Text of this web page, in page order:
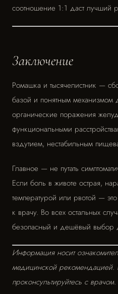
соотношение 1:1 даст лучший
Заключение
Ромашка и тысячелистник —
базой и понятным механизмом
органические поражения
функциональными
вздутием, нестабильным
Главное — не путать
Если боль в животе острая,
температурой или рвотой —
к врачу. Во всех остальных
безопасный и дешёвый выбор
Информация носит
медицинской
проконсультируйтесь с врачом.